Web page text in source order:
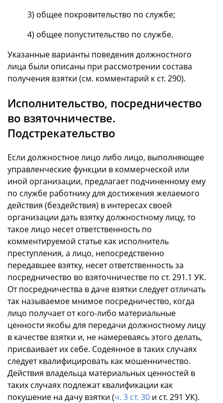
3) общее покровительство по службе;
4) общее попустительство по службе.
Указанные варианты поведения должностного
лица были описаны при рассмотрении состава
получения взятки (см. комментарий к ст. 290).
Исполнительство, посредничество
во взяточничестве.
Подстрекательство
Если должностное лицо либо лицо, выполняющее
управленческие функции в коммерческой или
иной организации, предлагает подчиненному ему
по службе работнику для достижения желаемого
действия (бездействия) в интересах своей
организации дать взятку должностному лицу, то
такое лицо несет ответственность по
комментируемой статье как исполнитель
преступления, а лицо, непосредственно
передавшее взятку, несет ответственность за
посредничество во взяточничестве по ст. 291.1 УК.
От посредничества в даче взятки следует отличать
так называемое мнимое посредничество, когда
лицо получает от кого-либо материальные
ценности якобы для передачи должностному лицу
в качестве взятки и, не намереваясь этого делать,
присваивает их себе. Содеянное в таких случаях
следует квалифицировать как мошенничество.
Действия владельца материальных ценностей в
таких случаях подлежат квалификации как
покушение на дачу взятки (ч. 3 ст. 30 и ст. 291 УК).